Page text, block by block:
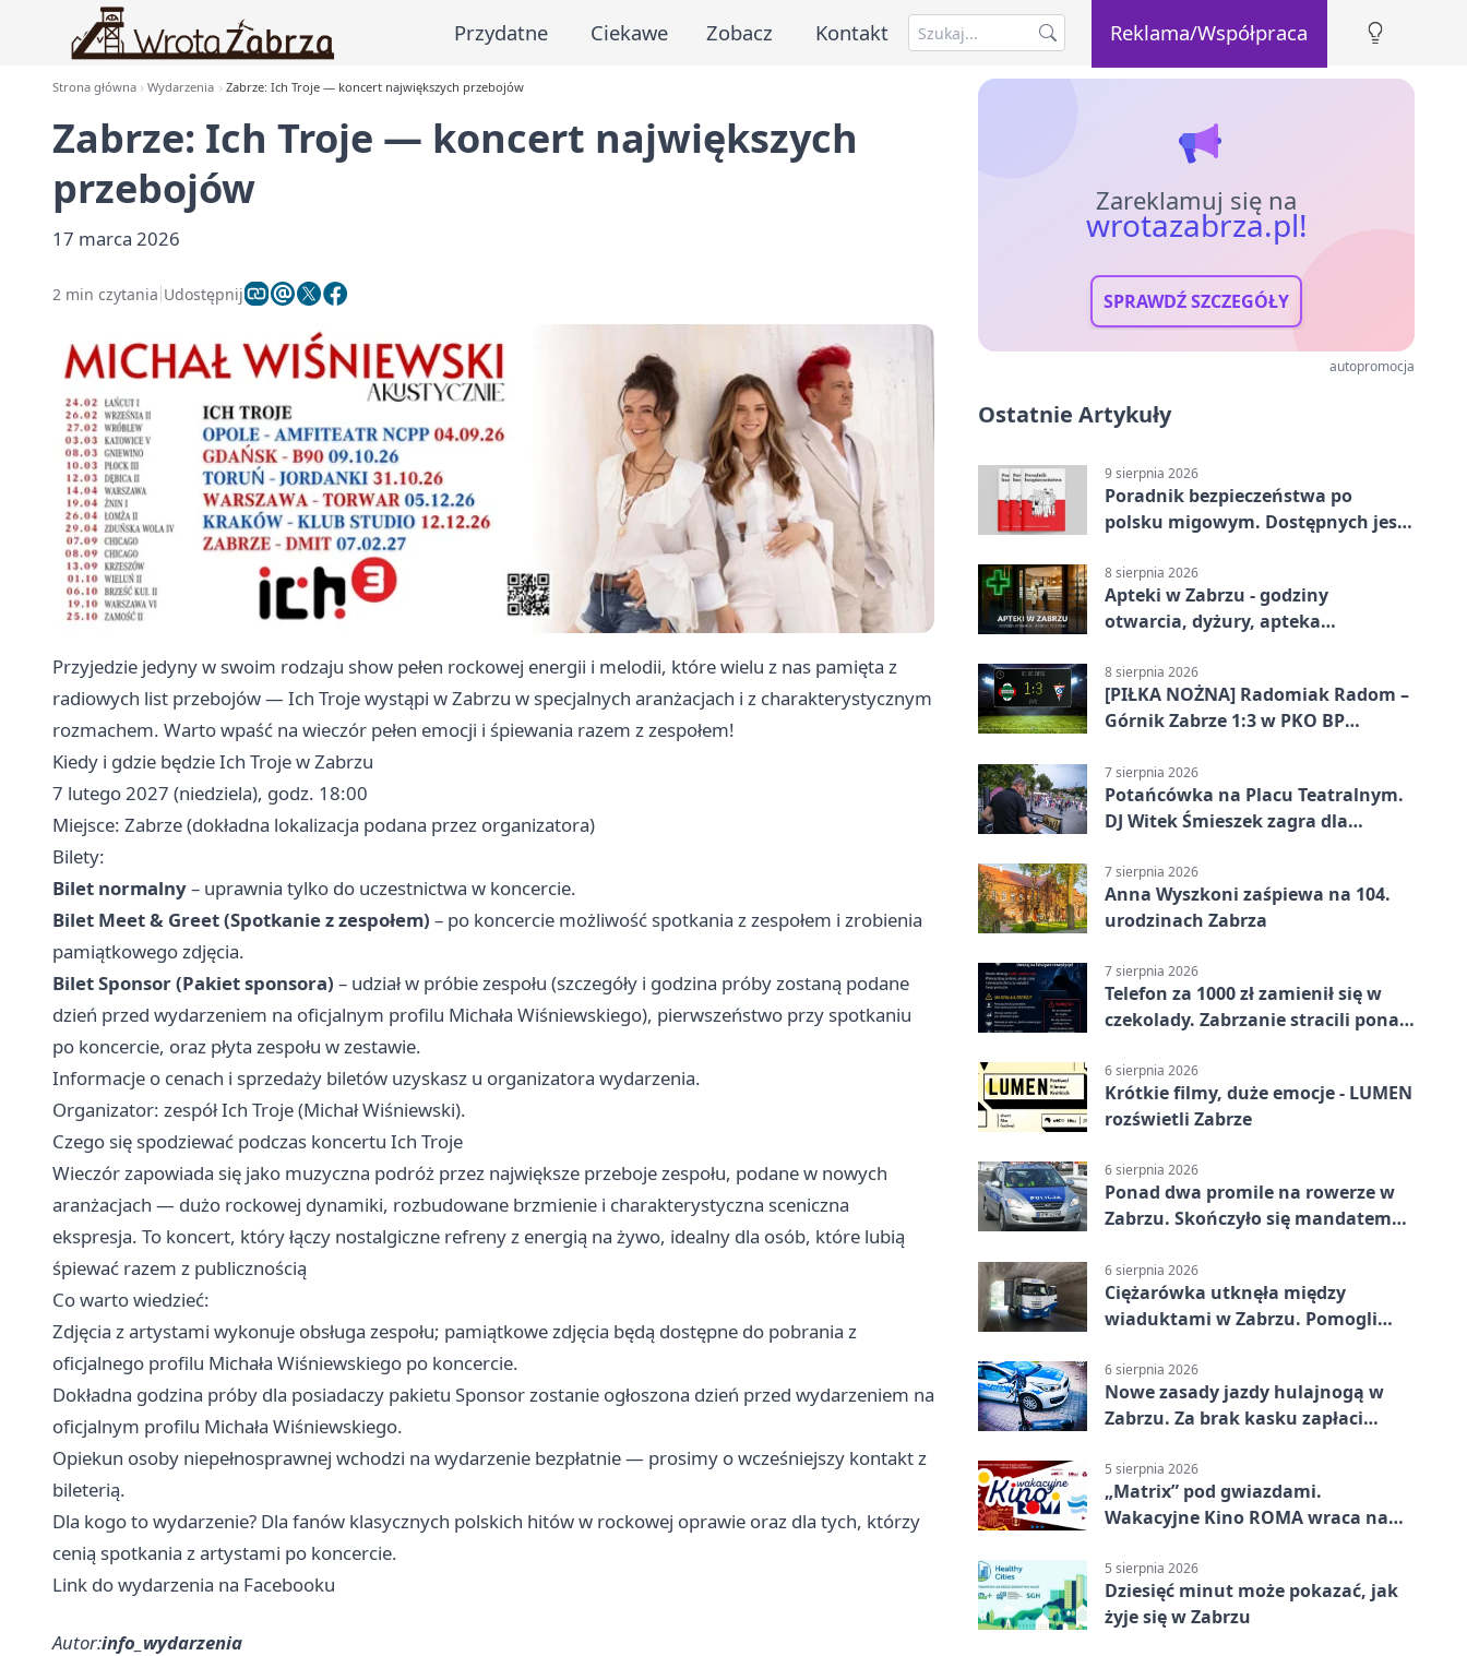
Przydatne Ciekawe Zobacz Kontakt Reklama/Współpraca
Strona główna Wydarzenia Zabrze: Ich Troje — koncert największych przebojów
Zabrze: Ich Troje — koncert największych
przebojów
17 marca 2026
2 min czytania Udostępnij
Przyjedzie jedyny w swoim rodzaju show pełen rockowej energii i melodii, które wielu z nas pamięta z
radiowych list przebojów — Ich Troje wystąpi w Zabrzu w specjalnych aranżacjach i z charakterystycznym
rozmachem. Warto wpaść na wieczór pełen emocji i śpiewania razem z zespołem!
Kiedy i gdzie będzie Ich Troje w Zabrzu
7 lutego 2027 (niedziela), godz. 18:00
Miejsce: Zabrze (dokładna lokalizacja podana przez organizatora)
Bilety:
Bilet normalny– uprawnia tylko do uczestnictwa w koncercie.
Bilet Meet & Greet (Spotkanie z zespołem) – po koncercie możliwość spotkania z zespołem i zrobienia
pamiątkowego zdjęcia.
Bilet Sponsor (Pakiet sponsora) – udział w próbie zespołu (szczegóły i godzina próby zostaną podane
dzień przed wydarzeniem na oficjalnym profilu Michała Wiśniewskiego), pierwszeństwo przy spotkaniu
po koncercie, oraz płyta zespołu w zestawie.
Informacje o cenach i sprzedaży biletów uzyskasz u organizatora wydarzenia.
Organizator: zespół Ich Troje (Michał Wiśniewski).
Czego się spodziewać podczas koncertu Ich Troje
Wieczór zapowiada się jako muzyczna podróż przez największe przeboje zespołu, podane w nowych
aranżacjach — dużo rockowej dynamiki, rozbudowane brzmienie i charakterystyczna sceniczna
ekspresja. To koncert, który łączy nostalgiczne refreny z energią na żywo, idealny dla osób, które lubią
śpiewać razem z publicznością
Co warto wiedzieć:
Zdjęcia z artystami wykonuje obsługa zespołu; pamiątkowe zdjęcia będą dostępne do pobrania z
oficjalnego profilu Michała Wiśniewskiego po koncercie.
Dokładna godzina próby dla posiadaczy pakietu Sponsor zostanie ogłoszona dzień przed wydarzeniem na
oficjalnym profilu Michała Wiśniewskiego.
Opiekun osoby niepełnosprawnej wchodzi na wydarzenie bezpłatnie — prosimy o wcześniejszy kontakt z
bileterią.
Dla kogo to wydarzenie? Dla fanów klasycznych polskich hitów w rockowej oprawie oraz dla tych, którzy
cenią spotkania z artystami po koncercie.
Link do wydarzenia na Facebooku
Autor:info_wydarzenia
Zareklamuj się na
wrotazabrza.pl!
SPRAWDŹ SZCZEGÓŁY
autopromocja
Ostatnie Artykuły
9 sierpnia 2026
Poradnik bezpieczeństwa po
polsku migowym. Dostępnych jest
8 sierpnia 2026
Apteki w Zabrzu - godziny
otwarcia, dyżury, apteka
8 sierpnia 2026
[PIŁKA NOŻNA] Radomiak Radom –
Górnik Zabrze 1:3 w PKO BP
dał zabrzanom zwycięstwo
7 sierpnia 2026
Potańcówka na Placu Teatralnym.
DJ Witek Śmieszek zagra dla
7 sierpnia 2026
Anna Wyszkoni zaśpiewa na 104.
urodzinach Zabrza
7 sierpnia 2026
Telefon za 1000 zł zamienił się w
czekolady. Zabrzanie stracili ponad
6 sierpnia 2026
Krótkie filmy, duże emocje - LUMEN
rozświetli Zabrze
6 sierpnia 2026
Ponad dwa promile na rowerze w
Zabrzu. Skończyło się mandatem
6 sierpnia 2026
Ciężarówka utknęła między
wiaduktami w Zabrzu. Pomogli
6 sierpnia 2026
Nowe zasady jazdy hulajnogą w
Zabrzu. Za brak kasku zapłaci
5 sierpnia 2026
„Matrix” pod gwiazdami.
Wakacyjne Kino ROMA wraca na
5 sierpnia 2026
Dziesięć minut może pokazać, jak
żyje się w Zabrzu